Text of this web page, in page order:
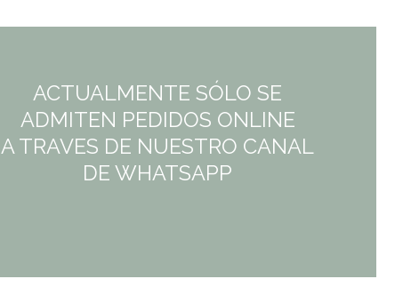
ACTUALMENTE SÓLO SE
ADMITEN PEDIDOS ONLINE
A TRAVES DE NUESTRO CANAL
DE WHATSAPP